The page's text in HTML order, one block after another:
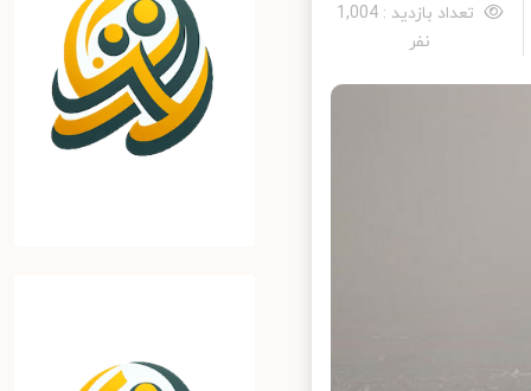
تعداد بازدید : 1,004
نفر